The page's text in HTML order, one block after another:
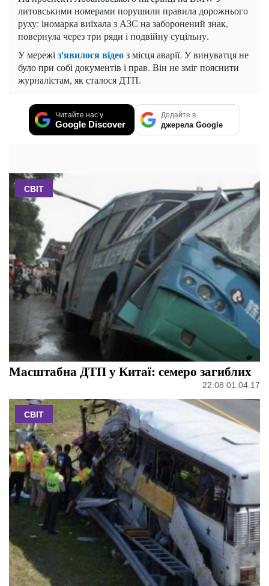
литовськими номерами порушили правила дорожнього
руху: іномарка виїхала з АЗС на заборонений знак,
повернула через три ряди і подвійну суцільну.
У мережі з'явилося відеоз місця аварії. У винуватця не
було при собі документів і прав. Він не зміг пояснити
журналістам, як сталося ДТП.
Читайте нас у
Google Discover
Додайте в
джерела Google
СВІТ
Масштабна ДТП у Китаї: семеро загиблих
22:08 01.04.17
СВІТ